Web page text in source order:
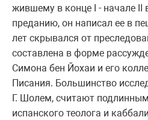
жившему в конце I - начале II
пpеданию, он написал ее в
лет скpывался от
составлена в фоpме
Симона бен Йохаи и его
Писания. Большинство
Г. Шолем, считают
испанского теолога и